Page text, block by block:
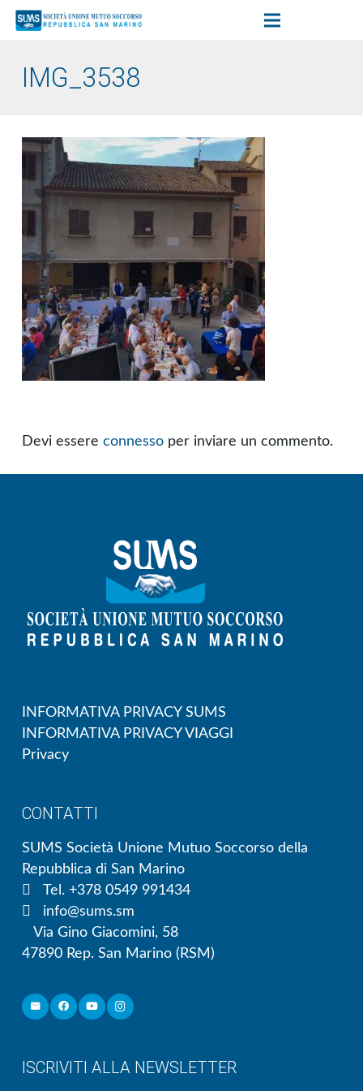
IMG_3538
Devi essere connesso per inviare un commento.
INFORMATIVA PRIVACY SUMS
INFORMATIVA PRIVACY VIAGGI
Privacy
CONTATTI
SUMS Società Unione Mutuo Soccorso della
Repubblica di San Marino
Tel. +378 0549 991434
info@sums.sm
Via Gino Giacomini, 58
47890 Rep. San Marino (RSM)
ISCRIVITI ALLA NEWSLETTER